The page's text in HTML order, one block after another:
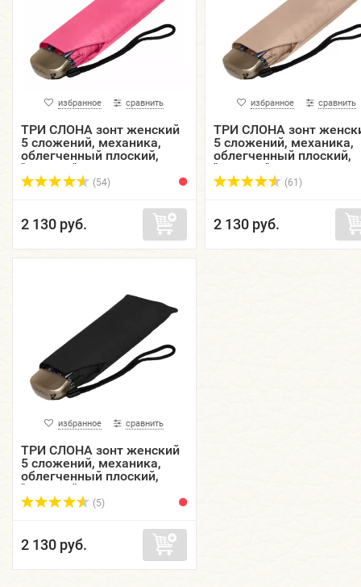
избранное сравнить
ТРИ СЛОНА зонт женский
5 сложений, механика,
облегченный плоский,
"ЭПОНЖ", купол 93 см.
L5605-04
(54)
2 130 руб.
избранное сравнить
ТРИ СЛОНА зонт
5 сложений, механика,
облегченный плоский,
"ЭПОНЖ", купол 93 см.
L5605-05
(61)
2 130 руб.
избранное сравнить
ТРИ СЛОНА зонт женский
5 сложений, механика,
облегченный плоский,
"ЭПОНЖ", купол 93 см.
L5605-06
(5)
2 130 руб.